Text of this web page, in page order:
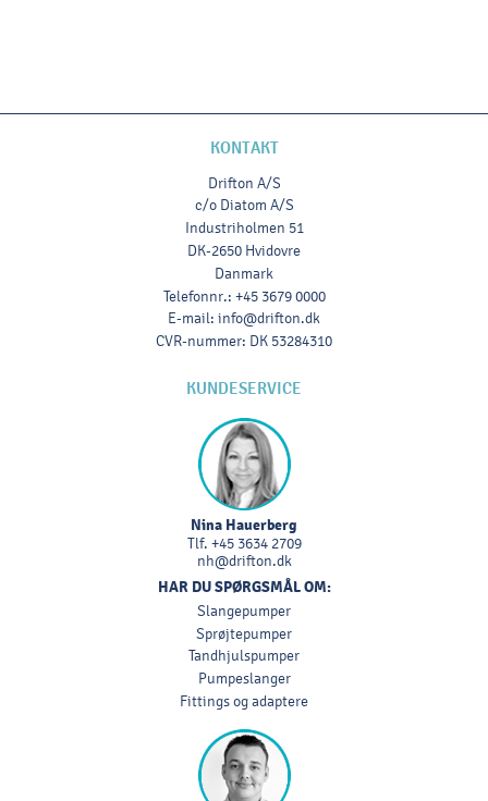
KONTAKT
Drifton A/S
c/o Diatom A/S
Industriholmen 51
DK-2650 Hvidovre
Danmark
Telefonnr.: +45 3679 0000
E-mail: info@drifton.dk
CVR-nummer: DK 53284310
KUNDESERVICE
Nina Hauerberg
Tlf. +45 3634 2709
nh@drifton.dk
HAR DU SPØRGSMÅL OM:
Slangepumper
Sprøjtepumper
Tandhjulspumper
Pumpeslanger
Fittings og adaptere